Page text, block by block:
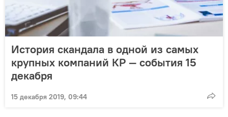
История скандала в одной из самых
крупных компаний КР — события 15
декабря
15 декабря 2019, 09:44